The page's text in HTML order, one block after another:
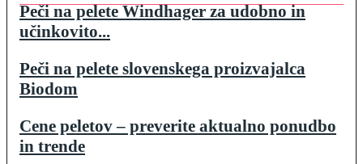
Peči na pelete Windhager za udobno in
učinkovito...
Peči na pelete slovenskega proizvajalca
Biodom
Cene peletov – preverite aktualno ponudbo
in trende